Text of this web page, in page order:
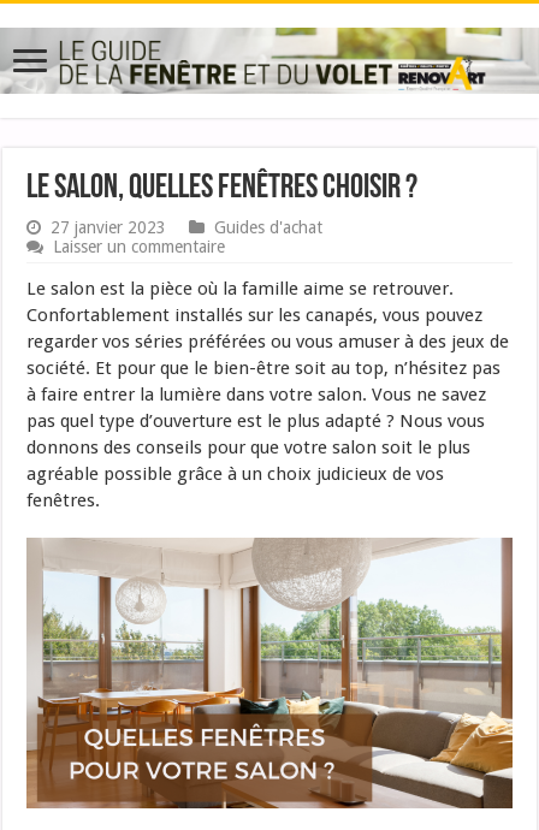
Le salon, quelles fenêtres choisir ?
27 janvier 2023
Guides d'achat
Laisser un commentaire
Le salon est la pièce où la famille aime se retrouver.
Confortablement installés sur les canapés, vous pouvez
regarder vos séries préférées ou vous amuser à des jeux de
société. Et pour que le bien-être soit au top, n’hésitez pas
à faire entrer la lumière dans votre salon. Vous ne savez
pas quel type d’ouverture est le plus adapté ? Nous vous
donnons des conseils pour que votre salon soit le plus
agréable possible grâce à un choix judicieux de vos
fenêtres.